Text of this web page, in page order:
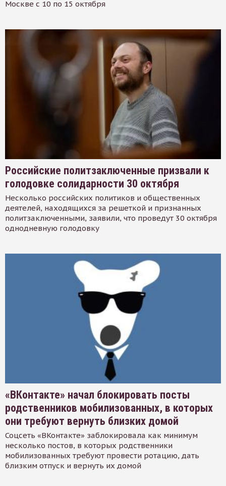
Москве с 10 по 15 октября
Российские политзаключенные призвали к
голодовке солидарности 30 октября
Несколько российских политиков и общественных
деятелей, находящихся за решеткой и признанных
политзаключенными, заявили, что проведут 30 октября
однодневную голодовку
«ВКонтакте» начал блокировать посты
родственников мобилизованных, в которых
они требуют вернуть близких домой
Соцсеть «ВКонтакте» заблокировала как минимум
несколько постов, в которых родственники
мобилизованных требуют провести ротацию, дать
близким отпуск и вернуть их домой